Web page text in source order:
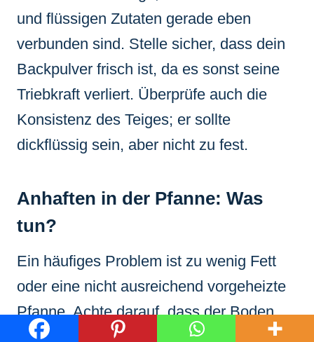
und flüssigen Zutaten gerade eben
verbunden sind. Stelle sicher, dass dein
Backpulver frisch ist, da es sonst seine
Triebkraft verliert. Überprüfe auch die
Konsistenz des Teiges; er sollte
dickflüssig sein, aber nicht zu fest.
Anhaften in der Pfanne: Was
tun?
Ein häufiges Problem ist zu wenig Fett
oder eine nicht ausreichend vorgeheizte
Pfanne. Achte darauf, dass der Boden
der Pfanne immer leicht mit Öl oder